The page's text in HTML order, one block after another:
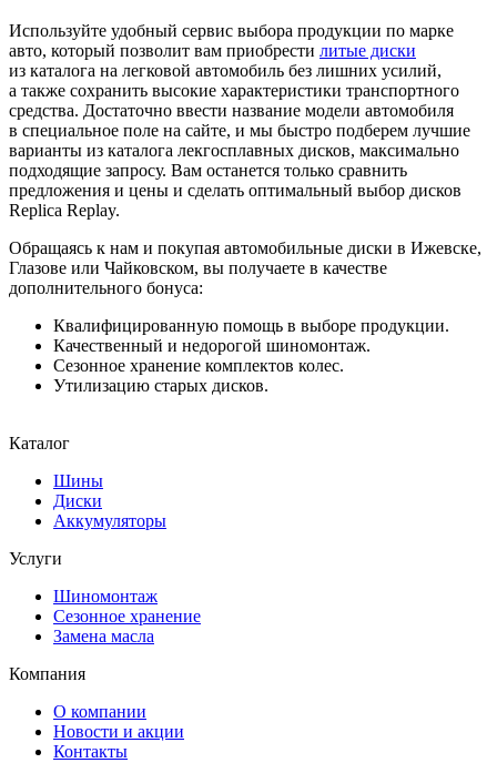
Используйте удобный сервис выбора продукции по марке
авто, который позволит вам приобрести литые диски
из каталога на легковой автомобиль без лишних усилий,
а также сохранить высокие характеристики транспортного
средства. Достаточно ввести название модели автомобиля
в специальное поле на сайте, и мы быстро подберем лучшие
варианты из каталога лекгосплавных дисков, максимально
подходящие запросу. Вам останется только сравнить
предложения и цены и сделать оптимальный выбор дисков
Replica Replay.
Обращаясь к нам и покупая автомобильные диски в Ижевске,
Глазове или Чайковском, вы получаете в качестве
дополнительного бонуса:
Квалифицированную помощь в выборе продукции.
Качественный и недорогой шиномонтаж.
Сезонное хранение комплектов колес.
Утилизацию старых дисков.
Каталог
Шины
Диски
Аккумуляторы
Услуги
Шиномонтаж
Сезонное хранение
Замена масла
Компания
О компании
Новости и акции
Контакты